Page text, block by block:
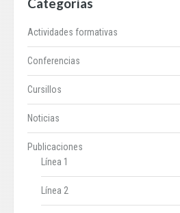
Actividades formativas
Conferencias
Cursillos
Noticias
Publicaciones
Línea 1
Línea 2